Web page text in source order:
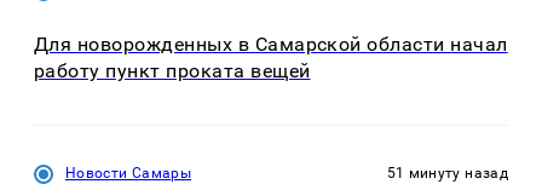
Для новорожденных в Самарской области начал
работу пункт проката вещей
Новости Самары 51 минуту назад